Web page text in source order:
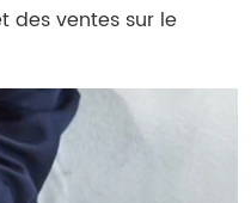
des ventes sur le